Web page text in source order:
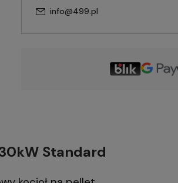
info@499.pl
Standard